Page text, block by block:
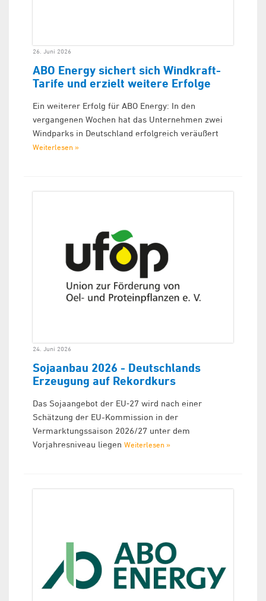
26. Juni 2026
ABO Energy sichert sich Windkraft-
Tarife und erzielt weitere Erfolge
Ein weiterer Erfolg für ABO Energy: In den
vergangenen Wochen hat das Unternehmen zwei
Windparks in Deutschland erfolgreich veräußert
Weiterlesen »
24. Juni 2026
Sojaanbau 2026 - Deutschlands
Erzeugung auf Rekordkurs
Das Sojaangebot der EU‑27 wird nach einer
Schätzung der EU-Kommission in der
Vermarktungssaison 2026/27 unter dem
Vorjahresniveau liegen Weiterlesen »